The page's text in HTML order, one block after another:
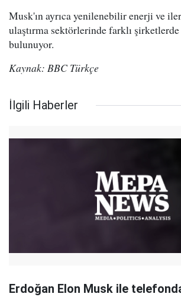
Musk'ın ayrıca yenilenebilir enerji ve
ulaştırma sektörlerinde farklı şirketlerde
bulunuyor.
Kaynak: BBC Türkçe
İlgili Haberler
Erdoğan Elon Musk ile